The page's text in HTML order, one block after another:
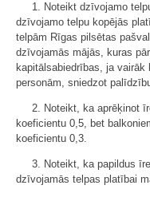
1. Noteikt dzīvojamo
dzīvojamo telpu kopējās
telpām Rīgas pilsētas
dzīvojamās mājās, kuras
kapitālsabiedrības, ja
personām, sniedzot
2. Noteikt, ka aprēķinot
koeficientu 0,5, bet
koeficientu 0,3.
3. Noteikt, ka papildus
dzīvojamās telpas platībai